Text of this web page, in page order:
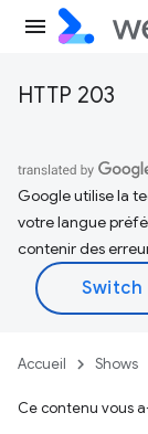
HTTP 203
Google utilise la
votre langue
contenir des
Accueil Shows
Ce contenu vous